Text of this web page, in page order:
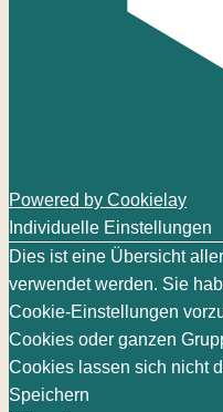
Powered by Cookielay
Individuelle Einstellungen
Dies ist eine Übersicht
verwendet werden. Sie
Cookie-Einstellungen
Cookies oder ganzen
Cookies lassen sich nicht
Speichern